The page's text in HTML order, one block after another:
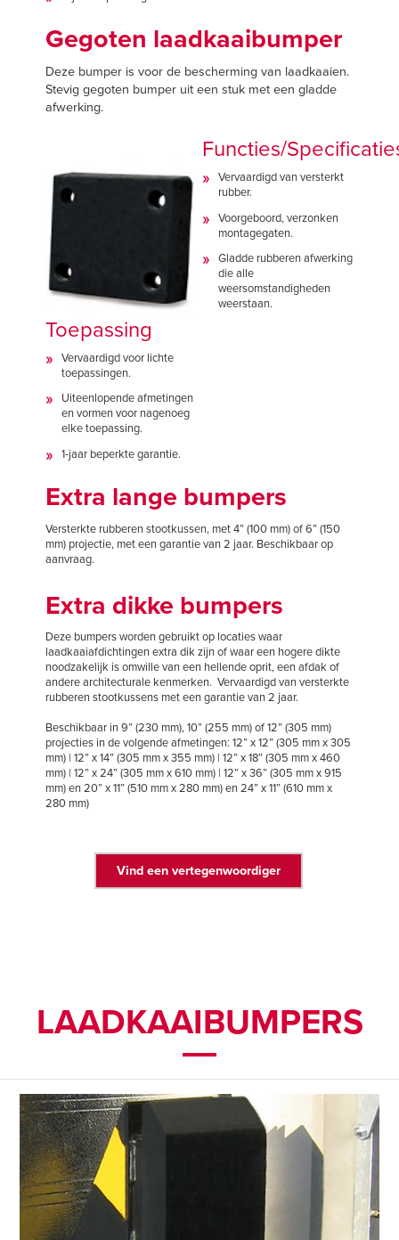
Gegoten laadkaaibumper
Deze bumper is voor de bescherming van laadkaaien.
Stevig gegoten bumper uit een stuk met een gladde
afwerking.
Toepassing
Vervaardigd voor lichte
toepassingen.
Uiteenlopende afmetingen
en vormen voor nagenoeg
elke toepassing.
1-jaar beperkte garantie.
Functies/
Vervaardigd van versterkt
rubber.
Voorgeboord, verzonken
montagegaten.
Gladde rubberen afwerking
die alle
weersomstandigheden
weerstaan.
Extra lange bumpers
Versterkte rubberen stootkussen, met 4” (100 mm) of 6” (150
mm) projectie, met een garantie van 2 jaar. Beschikbaar op
aanvraag.
Extra dikke bumpers
Deze bumpers worden gebruikt op locaties waar
laadkaaiafdichtingen extra dik zijn of waar een hogere dikte
noodzakelijk is omwille van een hellende oprit, een afdak of
andere architecturale kenmerken. Vervaardigd van versterkte
rubberen stootkussens met een garantie van 2 jaar.
Beschikbaar in 9” (230 mm), 10” (255 mm) of 12” (305 mm)
projecties in de volgende afmetingen: 12” x 12” (305 mm x 305
mm) | 12” x 14” (305 mm x 355 mm) | 12” x 18” (305 mm x 460
mm) | 12” x 24” (305 mm x 610 mm) | 12” x 36” (305 mm x 915
mm) en 20” x 11” (510 mm x 280 mm) en 24” x 11” (610 mm x
280 mm)
Vind een vertegenwoordiger
LAADKAAIBUMPERS